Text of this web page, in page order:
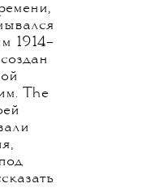
1914–
The